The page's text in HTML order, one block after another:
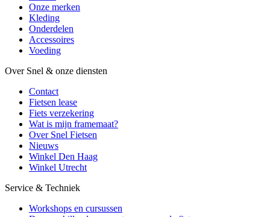
Onze merken
Kleding
Onderdelen
Accessoires
Voeding
Over Snel & onze diensten
Contact
Fietsen lease
Fiets verzekering
Wat is mijn framemaat?
Over Snel Fietsen
Nieuws
Winkel Den Haag
Winkel Utrecht
Service & Techniek
Workshops en cursussen